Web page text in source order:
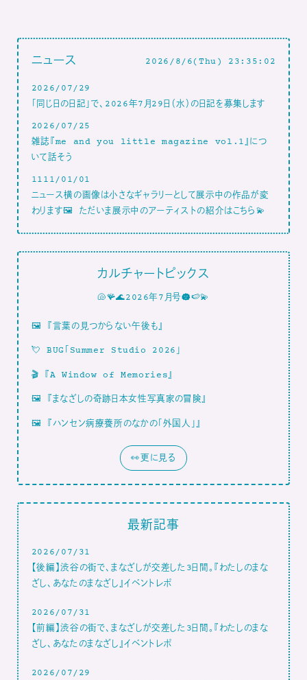
ニュース 2026/8/6(Thu) 23:35:04
2026/07/29
「同じ日の日記」で、2026年7月29日（水）の日記を募集します
2026/07/25
雑誌『me and you little magazine vol.1』につ
いて話そう
1111/01/01
ニュース横の画像は小さなギャラリーとして展示中の作品が変
わります🖼 ただいま展示中のアーティストの紹介はこちら💫
カルチャートピックス
🐚🪸🌊2026年7月号☁️🍉💫
🖼 『言葉の見つからない午後も』
💘 BUG「Summer Studio 2026」
🎬 『A Window of Memories』
🖼 『まなざしの奇跡日本女性写真家の冒険』
🖼 『ハンセン病療養所のなかの「外国人」』
👀更に見る
最新記事
2026/07/31
【後編】渋谷の街で、まなざしが交差した3日間。『わたしのまな
ざし、あなたのまなざし』イベントレポ
2026/07/31
【前編】渋谷の街で、まなざしが交差した3日間。『わたしのまな
ざし、あなたのまなざし』イベントレポ
2026/07/29